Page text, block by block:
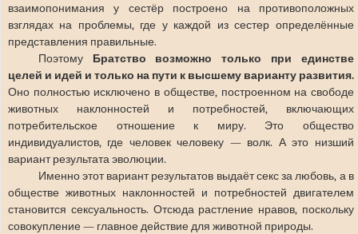
взаимопонимания у сестёр построено на противоположных
взглядах на проблемы, где у каждой из сестер определённые
представления правильные.
Поэтому Братство возможно только при единстве
целей и идей и только на пути к высшему варианту развития.
Оно полностью исключено в обществе, построенном на свободе
животных наклонностей и потребностей, включающих
потребительское отношение к миру. Это общество
индивидуалистов, где человек человеку — волк. А это низший
вариант результата эволюции.
Именно этот вариант результатов выдаёт секс за любовь, а в
обществе животных наклонностей и потребностей двигателем
становится сексуальность. Отсюда растление нравов, поскольку
совокупление — главное действие для животной природы.